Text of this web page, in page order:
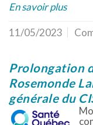
En savoir plus
11/05/2023
Prolongation
Rosemonde
générale du